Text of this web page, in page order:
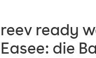
reev ready
Easee: die